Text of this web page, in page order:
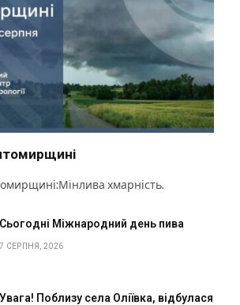
хмарність.
Сьогодні Міжнародний день пива
7 СЕРПНЯ, 2026
Увага! Поблизу села Оліївка, відбулася